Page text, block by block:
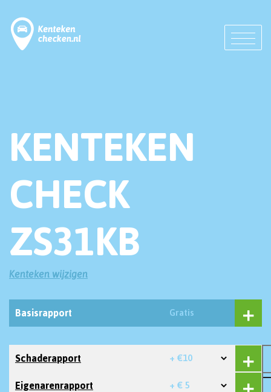
KENTEKEN
CHECK
ZS31KB
Kenteken wijzigen
Basisrapport Gratis
Schaderapport + €10
Eigenarenrapport + € 5